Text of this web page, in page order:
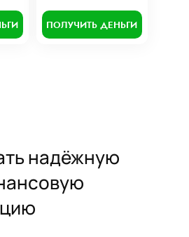
ПОЛУЧИТЬ ДЕНЬГИ
надёжную